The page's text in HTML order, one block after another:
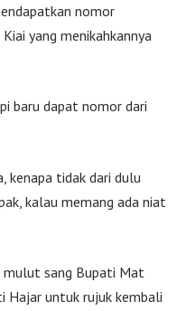
nomor
yang menikahkannya
baru dapat nomor dari
kenapa tidak dari dulu
kalau memang ada niat
mulut sang Bupati Mat
Hajar untuk rujuk kembali